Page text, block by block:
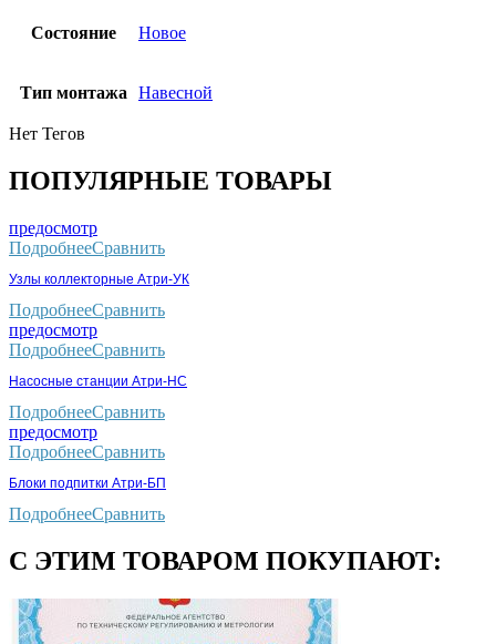
Состояние Новое
Тип монтажа Навесной
Нет Тегов
ПОПУЛЯРНЫЕ ТОВАРЫ
предосмотр
ПодробнееСравнить
Узлы коллекторные Атри-УК
ПодробнееСравнить
предосмотр
ПодробнееСравнить
Насосные станции Атри-НС
ПодробнееСравнить
предосмотр
ПодробнееСравнить
Блоки подпитки Атри-БП
ПодробнееСравнить
С ЭТИМ ТОВАРОМ ПОКУПАЮТ: